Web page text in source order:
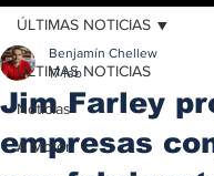
ÚLTIMAS NOTICIAS
Noticias
A Motor
ÚLTIMAS NOTICIAS
Jim Farley
empresas
Benjamín Chellew
17 feb